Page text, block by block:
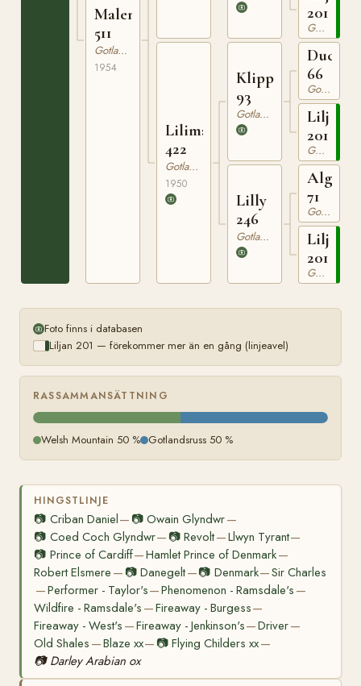
Malena
511
Gotlandsruss
1954
Lilimarlen
422
Gotlandsruss
1950
Klipp
93
Gotlandsruss
Lilly
246
Gotlandsruss
201
Gotlandsruss
Ducke
66
Gotlandsruss
Liljan
201
Gotlandsruss
Algo
71
Gotlandsruss
Liljan
201
Gotlandsruss
Foto finns i databasen
Liljan 201 — förekommer mer än en gång (linjeavel)
RASSAMMANSÄTTNING
Welsh Mountain 50 % Gotlandsruss 50 %
HINGSTLINJE
📷 Criban Daniel— 📷Owain Glyndwr—
📷 Coed Coch Glyndwr— 📷Revolt—Llwyn Tyrant—
📷 Prince of Cardiff—Hamlet Prince of Denmark—
Robert Elsmere — 📷Danegelt—📷 Denmark—Sir Charles
—Performer - Taylor's—Phenomenon - Ramsdale's —
Wildfire - Ramsdale's —Fireaway - Burgess—
Fireaway - West's —Fireaway - Jenkinson's—Driver—
Old Shales —Blaze xx— 📷Flying Childers xx—
📷 Darley Arabian ox